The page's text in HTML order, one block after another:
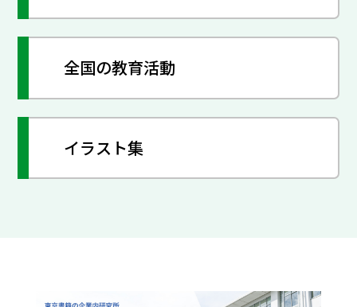
全国の教育活動
イラスト集